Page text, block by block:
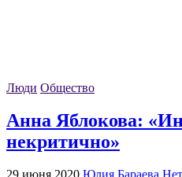
Люди Общество
Анна Яблокова:
некритично»
29 июня 2020 Юлия Бараева